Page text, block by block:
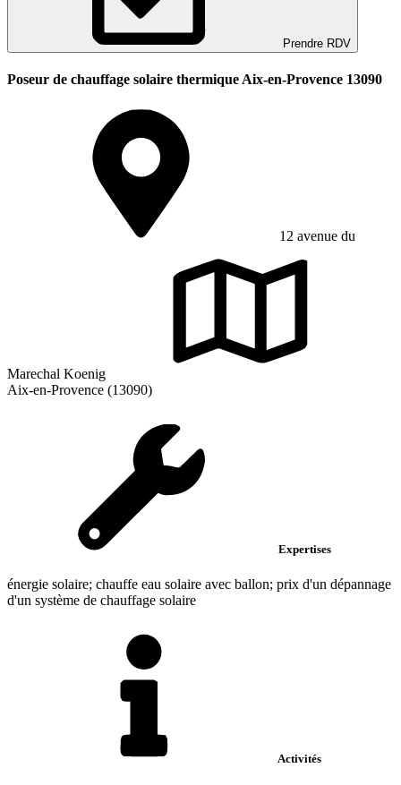
Prendre RDV
Poseur de chauffage solaire thermique Aix-en-Provence 13090
12 avenue du
Marechal Koenig
Aix-en-Provence (13090)
Expertises
énergie solaire; chauffe eau solaire avec ballon; prix d'un dépannage
d'un système de chauffage solaire
Activités